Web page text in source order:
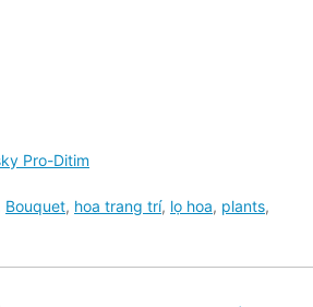
Pro-Ditim
Bouquet, hoa trang trí, lọ hoa, plants,